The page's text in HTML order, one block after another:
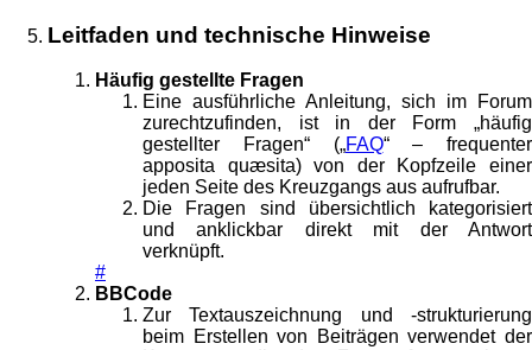
Leitfaden und technische Hinweise
Häufig gestellte Fragen
Eine ausführliche Anleitung, sich im Forum
zurechtzufinden, ist in der Form „häufig
gestellter Fragen“ („FAQ“ – frequenter
apposita quæsita) von der Kopfzeile einer
jeden Seite des Kreuzgangs aus aufrufbar.
Die Fragen sind übersichtlich kategorisiert
und anklickbar direkt mit der Antwort
verknüpft.
#
BBCode
Zur Textauszeichnung und -strukturierung
beim Erstellen von Beiträgen verwendet der